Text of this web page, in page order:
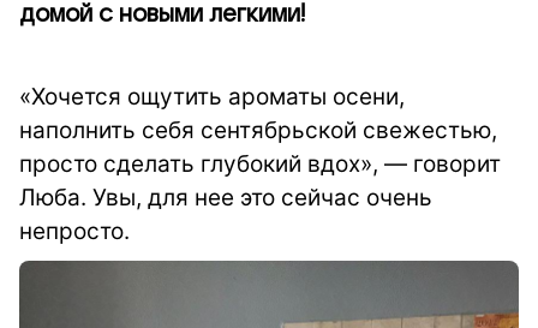
домой с новыми легкими!
«Хочется ощутить ароматы осени,
наполнить себя сентябрьской свежестью,
просто сделать глубокий вдох», — говорит
Люба. Увы, для нее это сейчас очень
непросто.